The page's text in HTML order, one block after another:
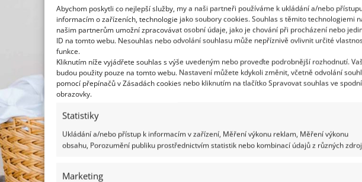
Abychom poskytli co nejlepší služby, my a naši partneři používáme k ukládání a/nebo
informacím o zařízeních, technologie jako soubory cookies. Souhlas s těmito technologiemi
našim partnerům umožní zpracovávat osobní údaje, jako je chování při procházení nebo
ID na tomto webu. Nesouhlas nebo odvolání souhlasu může nepříznivě ovlivnit určité
funkce.
Kliknutím níže vyjádřete souhlas s výše uvedeným nebo proveďte podrobnější rozhodnutí.
budou použity pouze na tomto webu. Nastavení můžete kdykoli změnit, včetně odvolání
pomocí přepínačů v Zásadách cookies nebo kliknutím na tlačítko Spravovat souhlas ve
obrazovky.
Statistiky
Ukládání a/nebo přístup k informacím v zařízení, Měření výkonu reklam, Měření výkonu
obsahu, Porozumění publiku prostřednictvím statistik nebo kombinací údajů z různých
Marketing